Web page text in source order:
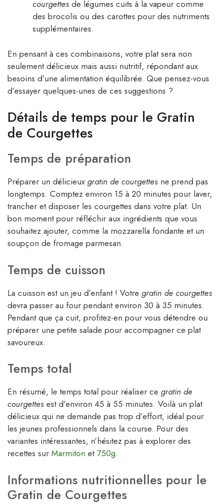
courgettes de légumes cuits à la vapeur comme
des brocolis ou des carottes pour des nutriments
supplémentaires.
En pensant à ces combinaisons, votre plat sera non
seulement délicieux mais aussi nutritif, répondant aux
besoins d’une alimentation équilibrée. Que pensez-vous
d’essayer quelques-unes de ces suggestions ?
Détails de temps pour le Gratin
de Courgettes
Temps de préparation
Préparer un délicieux gratin de courgettes ne prend pas
longtemps. Comptez environ 15 à 20 minutes pour laver,
trancher et disposer les courgettes dans votre plat. Un
bon moment pour réfléchir aux ingrédients que vous
souhaitez ajouter, comme la mozzarella fondante et un
soupçon de fromage parmesan.
Temps de cuisson
La cuisson est un jeu d’enfant ! Votre gratin de courgettes
devra passer au four pendant environ 30 à 35 minutes.
Pendant que ça cuit, profitez-en pour vous détendre ou
préparer une petite salade pour accompagner ce plat
savoureux.
Temps total
En résumé, le temps total pour réaliser ce gratin de
courgettes est d’environ 45 à 55 minutes. Voilà un plat
délicieux qui ne demande pas trop d’effort, idéal pour
les jeunes professionnels dans la course. Pour des
variantes intéressantes, n’hésitez pas à explorer des
recettes sur Marmiton et 750g.
Informations nutritionnelles pour le
Gratin de Courgettes